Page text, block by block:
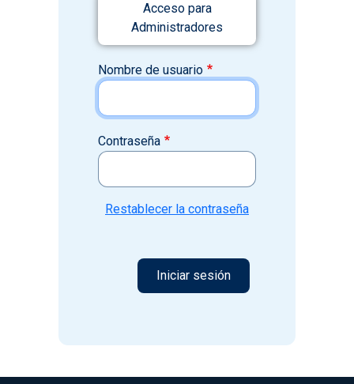
Acceso para
Administradores
Nombre de usuario
Contraseña
Restablecer la contraseña